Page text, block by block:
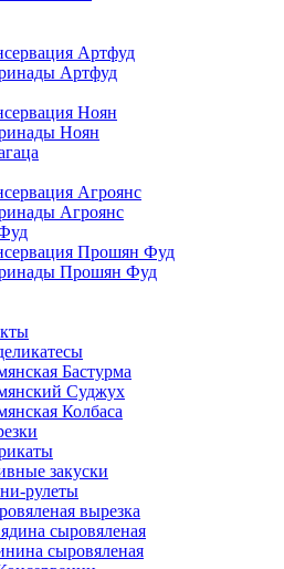
Артфуд
Артфуд
Ноян
Ноян
Агроянс
Агроянс
Прошян Фуд
Прошян Фуд
Бастурма
Суджух
Колбаса
закуски
рулеты
вырезка
сыровяленая
сыровяленая